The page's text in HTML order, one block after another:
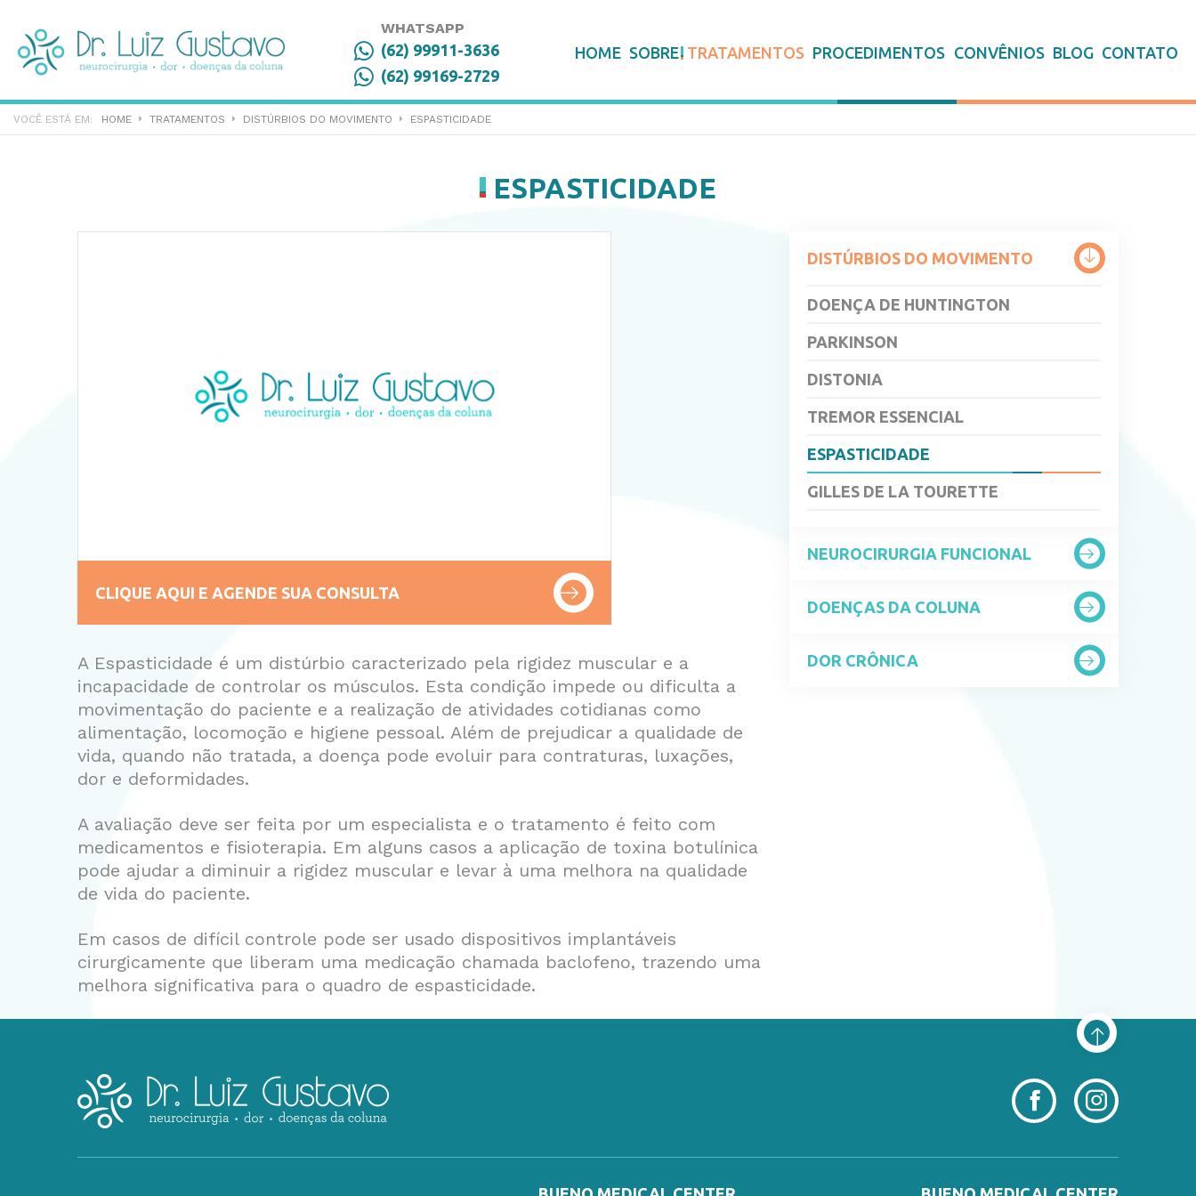
WHATSAPP
(62) 99911-3636
(62) 99169-2729
HOME SOBRE TRATAMENTOS PROCEDIMENTOS CONVÊNIOS BLOG CONTATO
HOME TRATAMENTOS DISTÚRBIOS DO MOVIMENTO ESPASTICIDADE
ESPASTICIDADE
CLIQUE AQUI E AGENDE SUA CONSULTA
A Espasticidade é um distúrbio caracterizado pela rigidez muscular e a
incapacidade de controlar os músculos. Esta condição impede ou dificulta a
movimentação do paciente e a realização de atividades cotidianas como
alimentação, locomoção e higiene pessoal. Além de prejudicar a qualidade de
vida, quando não tratada, a doença pode evoluir para contraturas, luxações,
dor e deformidades.
A avaliação deve ser feita por um especialista e o tratamento é feito com
medicamentos e fisioterapia. Em alguns casos a aplicação de toxina botulínica
pode ajudar a diminuir a rigidez muscular e levar à uma melhora na qualidade
de vida do paciente.
Em casos de difícil controle pode ser usado dispositivos implantáveis
cirurgicamente que liberam uma medicação chamada baclofeno, trazendo uma
melhora significativa para o quadro de espasticidade.
DISTÚRBIOS DO MOVIMENTO
DOENÇA DE HUNTINGTON
PARKINSON
DISTONIA
TREMOR ESSENCIAL
ESPASTICIDADE
GILLES DE LA TOURETTE
NEUROCIRURGIA FUNCIONAL
DOENÇAS DA COLUNA
DOR CRÔNICA